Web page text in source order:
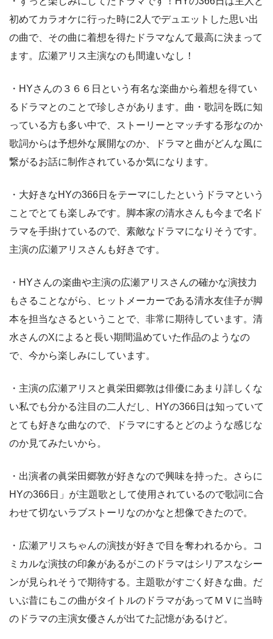
初めてカラオケに行った時に2人でデュエットした思い出
の曲で、その曲に着想を得たドラマなんて最高に決まって
ます。広瀬アリス主演なのも間違いなし！
・HYさんの３６６日という有名な楽曲から着想を得てい
るドラマとのことで珍しさがあります。曲・歌詞を既に知
っている方も多い中で、ストーリーとマッチする形なのか
歌詞からは予想外な展開なのか、ドラマと曲がどんな風に
繋がるお話に制作されているか気になります。
・大好きなHYの366日をテーマにしたというドラマという
ことでとても楽しみです。脚本家の清水さんも今まで名ド
ラマを手掛けているので、素敵なドラマになりそうです。
主演の広瀬アリスさんも好きです。
・HYさんの楽曲や主演の広瀬アリスさんの確かな演技力
もさることながら、ヒットメーカーである清水友佳子が脚
本を担当なさるということで、非常に期待しています。清
水さんのXによると長い期間温めていた作品のようなの
で、今から楽しみにしています。
・主演の広瀬アリスと眞栄田郷敦は俳優にあまり詳しくな
い私でも分かる注目の二人だし、HYの366日は知っていて
とても好きな曲なので、ドラマにするとどのような感じな
のか見てみたいから。
・出演者の眞栄田郷敦が好きなので興味を持った。さらに
HYの366日」が主題歌として使用されているので歌詞に合
わせて切ないラブストーリなのかなと想像できたので。
・広瀬アリスちゃんの演技が好きで目を奪われるから。コ
ミカルな演技の印象があるがこのドラマはシリアスなシー
ンが見られそうで期待する。主題歌がすごく好きな曲。だ
いぶ昔にもこの曲がタイトルのドラマがあってＭＶに当時
のドラマの主演女優さんが出てた記憶があるけど。